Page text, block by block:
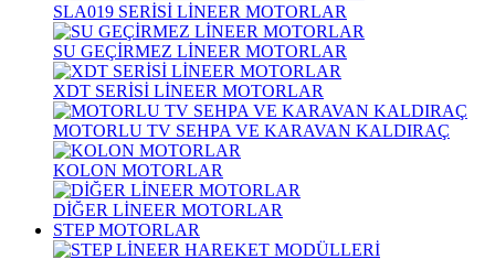
SLA019 SERİSİ LİNEER MOTORLAR
SU GEÇİRMEZ LİNEER MOTORLAR
XDT SERİSİ LİNEER MOTORLAR
MOTORLU TV SEHPA VE KARAVAN KALDIRAÇ
KOLON MOTORLAR
DİĞER LİNEER MOTORLAR
STEP MOTORLAR